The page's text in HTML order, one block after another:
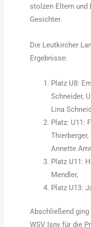
stolzen Eltern und
Gesichter.
Die Leutkircher
Ergebnisse:
Platz U8:
Schneider,
Lina
Platz: U11:
Annette
Platz U11:
Mendler,
Platz U13:
Abschließend
WSV Isny für die